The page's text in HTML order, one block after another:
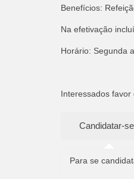
Benefícios:
Na efetivação
Horário: Segunda
Interessados
Para se